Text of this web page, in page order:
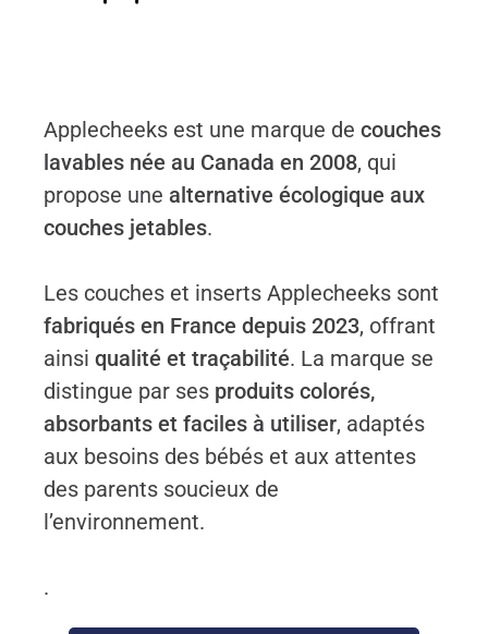
Applecheeks est une marque decouches
lavables née au Canada en 2008, qui
propose unealternative écologique aux
couches jetables.
Les couches et inserts Applecheeks sont
fabriqués en France depuis 2023, offrant
ainsiqualité et traçabilité. La marque se
distingue par ses produits colorés,
absorbants et faciles à utiliser, adaptés
aux besoins des bébés et aux attentes
des parents soucieux de
l’environnement.
.